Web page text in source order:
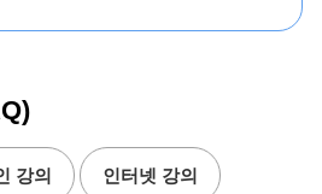
강의 인터넷 강의